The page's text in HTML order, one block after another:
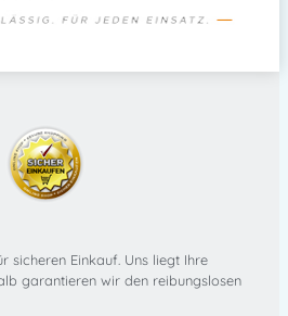
sicheren Einkauf. Uns liegt Ihre
garantieren wir den reibungslosen